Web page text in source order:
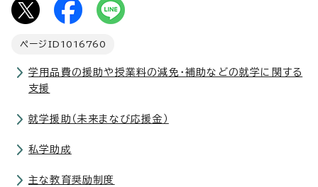
ページID 1016760
学用品費の援助や授業料の減免・補助などの就学に関する
支援
就学援助（未来まなび応援金）
私学助成
主な教育奨励制度